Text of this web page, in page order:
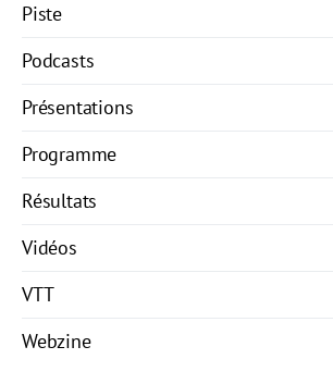
Piste
Podcasts
Présentations
Programme
Résultats
Vidéos
VTT
Webzine